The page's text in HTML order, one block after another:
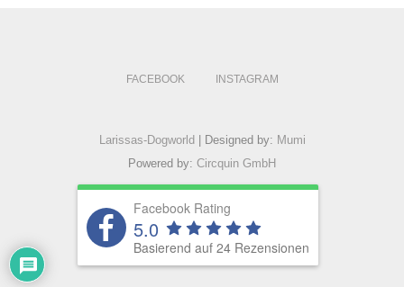
FACEBOOK INSTAGRAM
Larissas-Dogworld | Designed by: Mumi
Powered by: Circquin GmbH
Facebook Rating
5.0
Basierend auf 24 Rezensionen